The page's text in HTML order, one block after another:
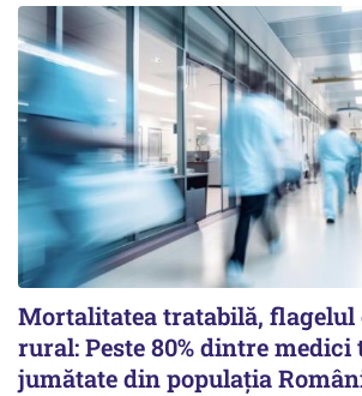
Mortalitatea tratabilă,
rural: Peste 80% dintre medici
jumătate din populația